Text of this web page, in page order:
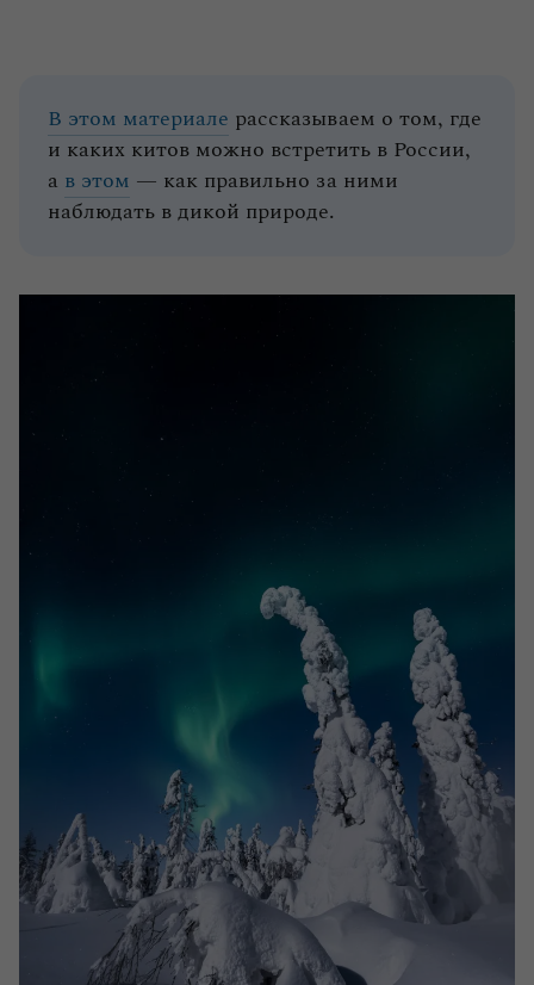
В этом материале рассказываем о том, где
и каких китов можно встретить в России,
а в этом — как правильно за ними
наблюдать в дикой природе.